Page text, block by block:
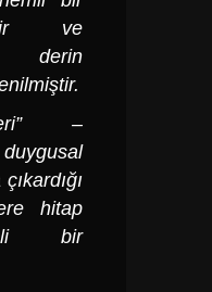
ve
derin
–
hitap
bir